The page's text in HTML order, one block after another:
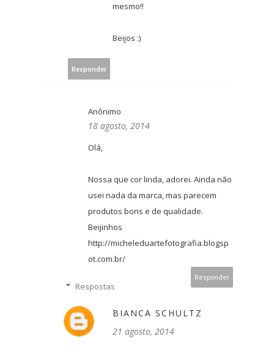
mesmo!!
Beijos :)
Responder
Anônimo
18 agosto, 2014
Olá,
Nossa que cor linda, adorei. Ainda não
usei nada da marca, mas parecem
produtos bons e de qualidade.
Beijinhos
http://micheleduartefotografia.blogsp
ot.com.br/
Responder
Respostas
BIANCA SCHULTZ
21 agosto, 2014